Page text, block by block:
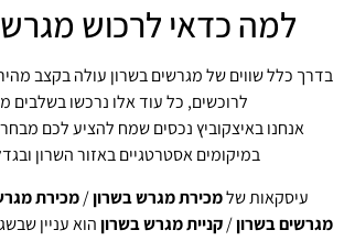
למה כדאי לרכוש מגרש
בדרך כלל שווים של מגרשים בשרון עולה בקצב
לרוכשים, כל עוד אלו נרכשו בשלבים
אנחנו באיצקוביץ נכסים שמח להציע לכם
במיקומים אסטרטגיים באזור השרון
עיסקאות שלמכירת מגרש בשרון/מכירת
מגרשים בשרון/קניית מגרש בשרוןהוא עניין